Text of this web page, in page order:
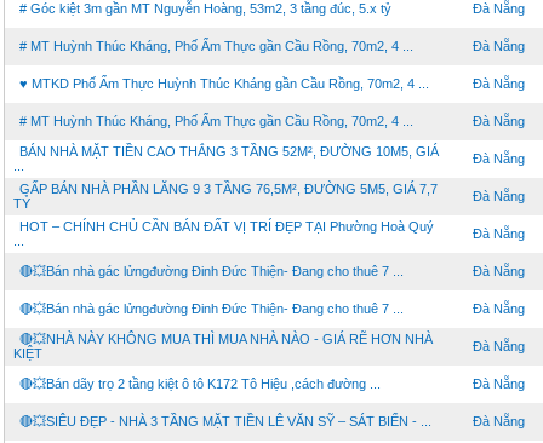
# Góc kiệt 3m gần MT Nguyễn Hoàng, 53m2, 3 tầng đúc, 5.x tỷ Đà Nẵng
# MT Huỳnh Thúc Kháng, Phố Ẩm Thực gần Cầu Rồng, 70m2, 4 ... Đà Nẵng
♥ MTKD Phố Ẩm Thực Huỳnh Thúc Kháng gần Cầu Rồng, 70m2, 4 ... Đà Nẵng
# MT Huỳnh Thúc Kháng, Phố Ẩm Thực gần Cầu Rồng, 70m2, 4 ... Đà Nẵng
BÁN NHÀ MẶT TIỀN CAO THẮNG 3 TẦNG 52M², ĐƯỜNG 10M5, GIÁ
Đà Nẵng
GẤP BÁN NHÀ PHẦN LĂNG 9 3 TẦNG 76,5M², ĐƯỜNG 5M5, GIÁ 7,7
TỶ
Đà Nẵng
HOT – CHÍNH CHỦ CẦN BÁN ĐẤT VỊ TRÍ ĐẸP TẠI Phường Hoà Quý
Đà Nẵng
🔴💥Bán nhà gác lửngđường Đinh Đức Thiện- Đang cho thuê 7 ... Đà Nẵng
🔴💥Bán nhà gác lửngđường Đinh Đức Thiện- Đang cho thuê 7 ... Đà Nẵng
🔴💥NHÀ NÀY KHÔNG MUA THÌ MUA NHÀ NÀO - GIÁ RẼ HƠN NHÀ
KIỆT
Đà Nẵng
🔴💥Bán dãy trọ 2 tầng kiệt ô tô K172 Tô Hiệu ,cách đường ... Đà Nẵng
🔴💥SIÊU ĐẸP - NHÀ 3 TẦNG MẶT TIỀN LÊ VĂN SỸ – SÁT BIỂN - ... Đà Nẵng